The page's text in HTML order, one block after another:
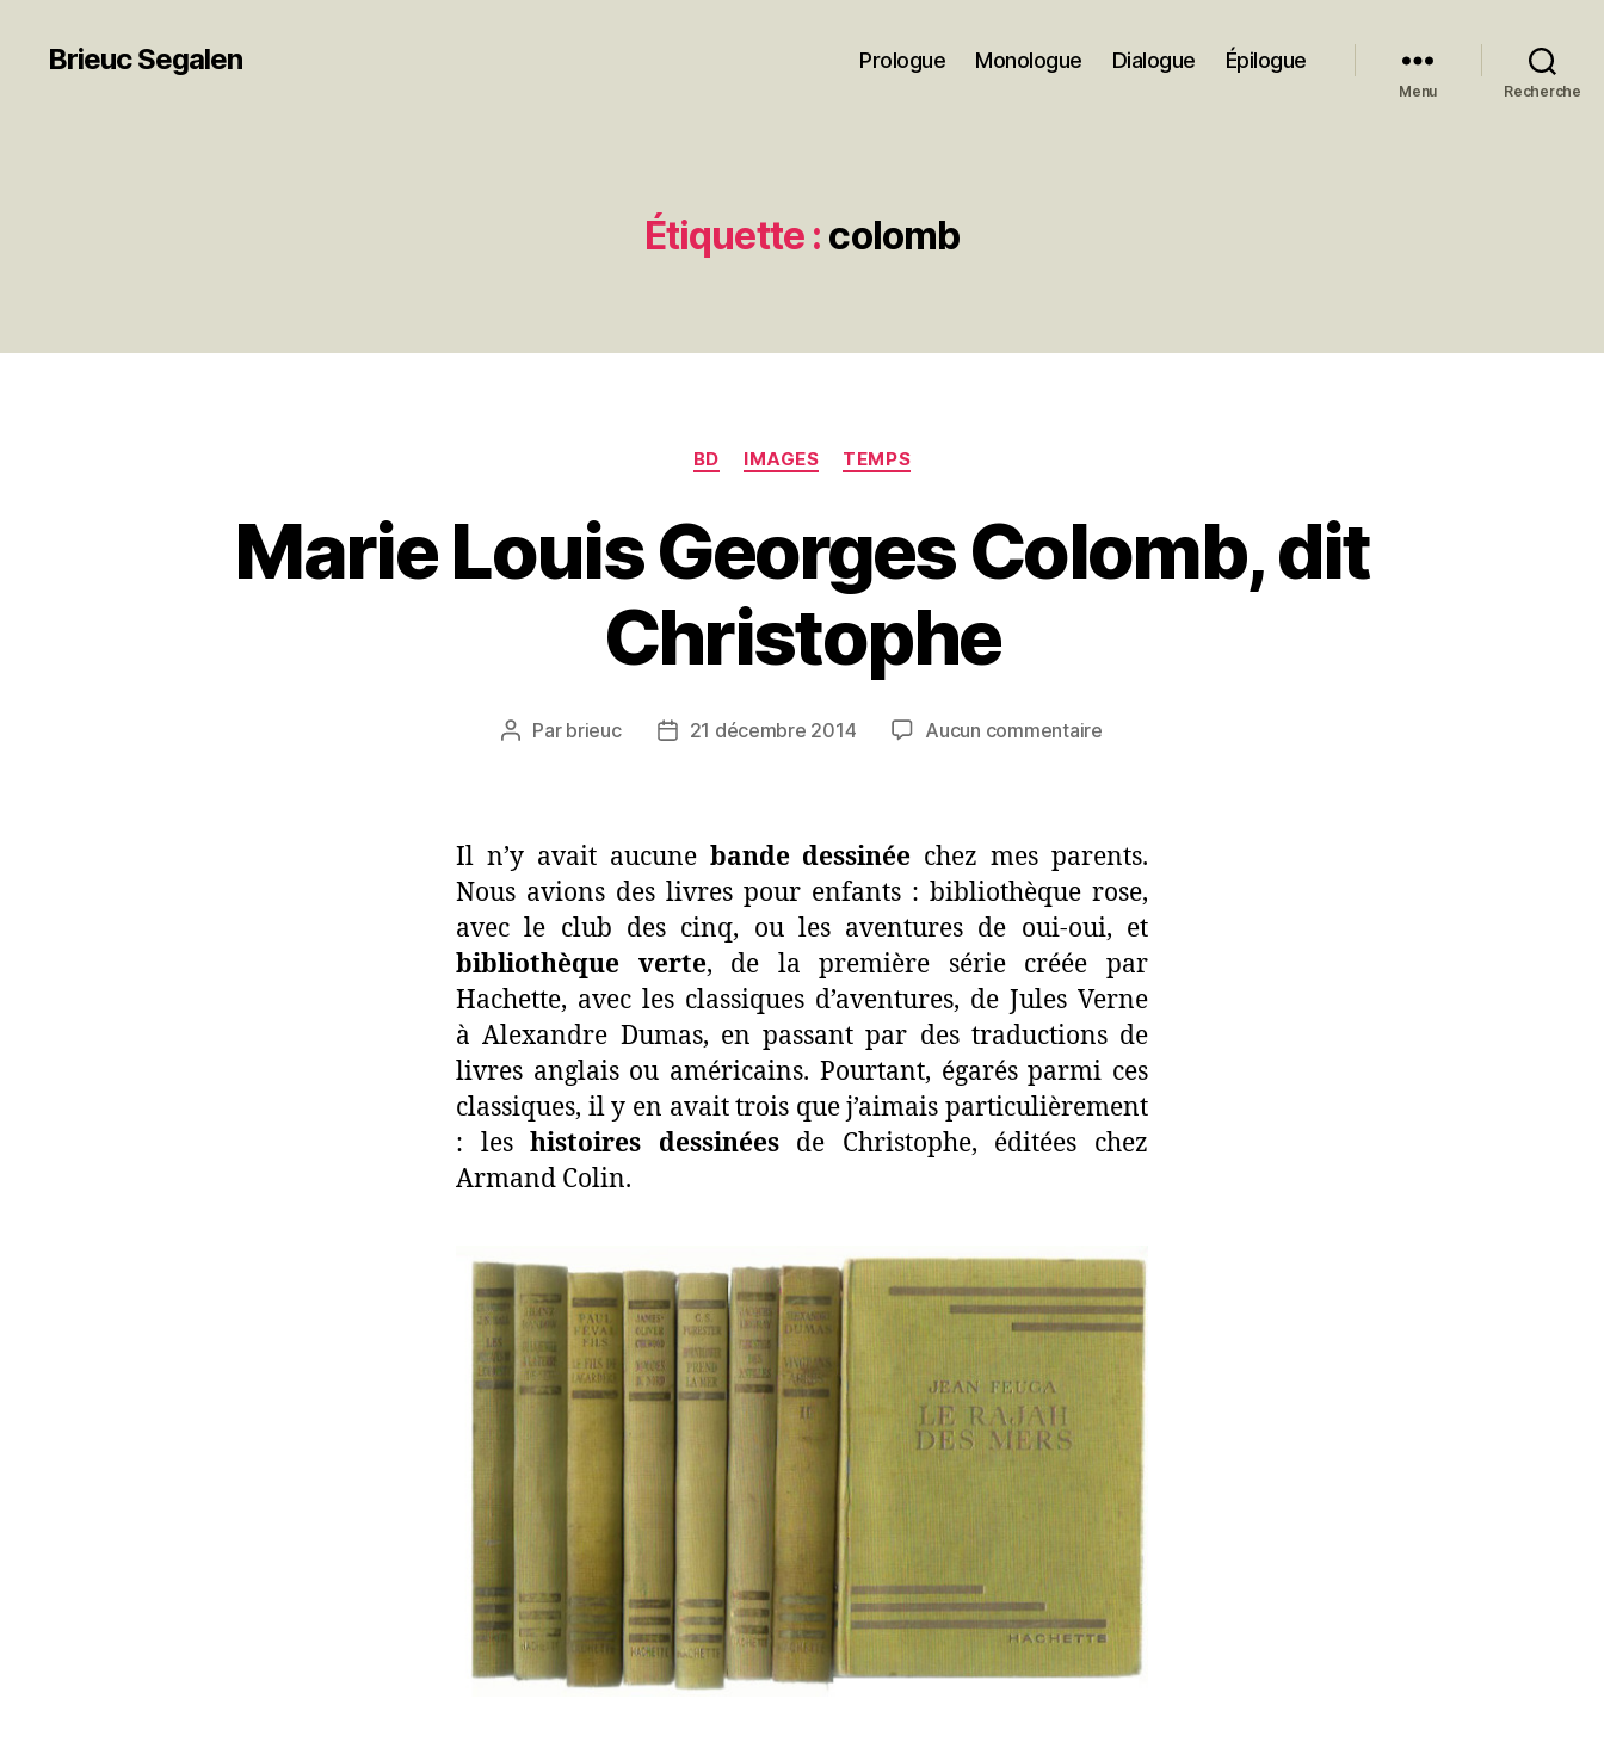
Brieuc Segalen Prologue Monologue Dialogue Épilogue
Menu Recherche
Étiquette : colomb
Catégories
BD IMAGES TEMPS
Marie Louis Georges Colomb, dit
Christophe
Auteur
Par brieuc
Date21 décembre 2014 Aucun commentairesur
Colomb,
dit
Christophe
Il n’y avait aucune bande dessinée chez mes parents.
Nous avions des livres pour enfants : bibliothèque rose,
avec le club des cinq, ou les aventures de oui-oui, et
bibliothèque verte, de la première série créée par
Hachette, avec les classiques d’aventures, de Jules Verne
à Alexandre Dumas, en passant par des traductions de
livres anglais ou américains. Pourtant, égarés parmi ces
classiques, il y en avait trois que j’aimais particulièrement
: leshistoires dessinéesde Christophe, éditées chez
Armand Colin.